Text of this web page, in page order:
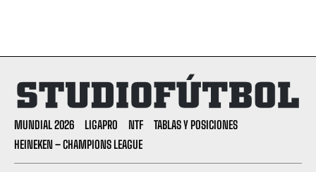
MUNDIAL 2026 LIGAPRO NTF
TABLAS Y POSICIONES
HEINEKEN – CHAMPIONS LEAGUE